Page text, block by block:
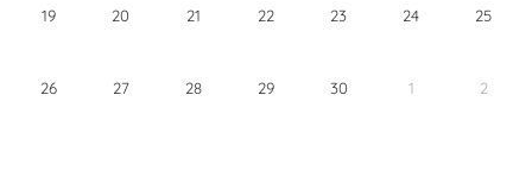
19 20 21 22 23 24 25
26 27 28 29 30 1 2